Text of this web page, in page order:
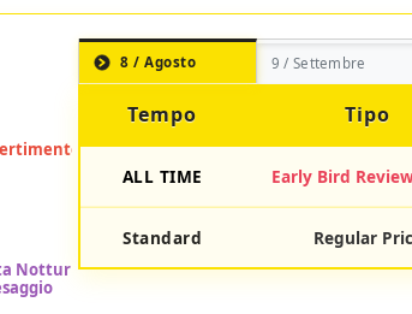
8 / Agosto 9 / Settembre
Tempo Tipo
ALL TIME Early Bird
Standard Regular